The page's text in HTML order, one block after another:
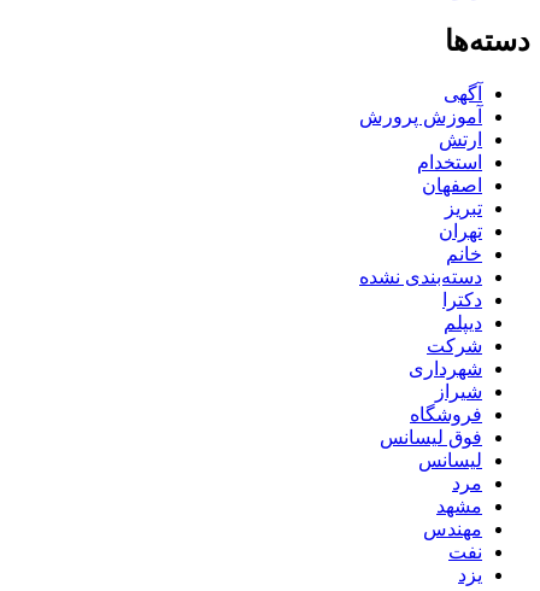
دسته‌ها
آگهی
آموزش پرورش
ارتش
استخدام
اصفهان
تبریز
تهران
خانم
دسته‌بندی نشده
دکترا
دیپلم
شرکت
شهرداری
شیراز
فروشگاه
فوق لیسانس
لیسانس
مرد
مشهد
مهندس
نفت
یزد